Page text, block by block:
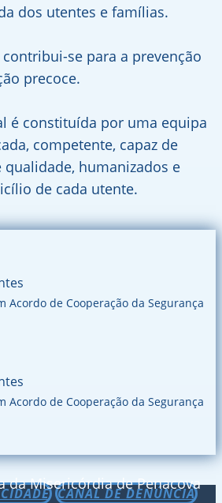
dos utentes e famílias.
se para a prevenção
precoce.
é constituída por uma equipa
competente, capaz de
qualidade, humanizados e
de cada utente.
Acordo de Cooperação da Segurança
Acordo de Cooperação da Segurança
CANAL DE DENÚNCIA
da Misericórdia de Penacova